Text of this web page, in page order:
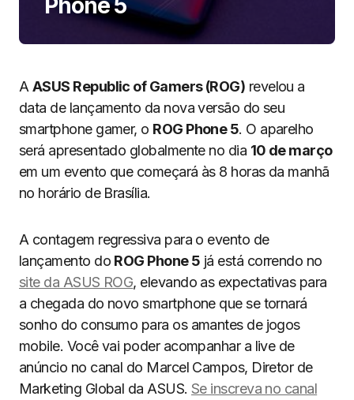
Phone 5
A ASUS Republic of Gamers (ROG) revelou a
data de lançamento da nova versão do seu
smartphone gamer, o ROG Phone 5. O aparelho
será apresentado globalmente no dia 10 de março
em um evento que começará às 8 horas da manhã
no horário de Brasília.
A contagem regressiva para o evento de
lançamento do ROG Phone 5 já está correndo no
site da ASUS ROG, elevando as expectativas para
a chegada do novo smartphone que se tornará
sonho do consumo para os amantes de jogos
mobile. Você vai poder acompanhar a live de
anúncio no canal do Marcel Campos, Diretor de
Marketing Global da ASUS. Se inscreva no canal